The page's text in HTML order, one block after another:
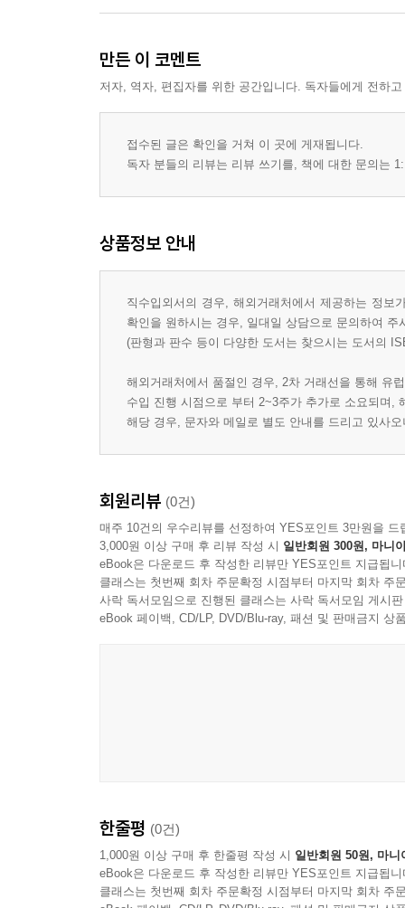
만든 이 코멘트
저자, 역자, 편집자를 위한 공간입니다. 독자들에게 전하
접수된 글은 확인을 거쳐 이 곳에 게재됩니다.
독자 분들의 리뷰는 리뷰 쓰기를, 책에 대한 문의는
상품정보 안내
직수입외서의 경우, 해외거래처에서 제공하는 정
확인을 원하시는 경우, 일대일 상담으로 문의하여 주
(판형과 판수 등이 다양한 도서는 찾으시는 도서의
해외거래처에서 품절인 경우, 2차 거래선을 통해 유
수입 진행 시점으로 부터 2~3주가 추가로 소요되며,
해당 경우, 문자와 메일로 별도 안내를 드리고 있사
회원리뷰 (0건)
매주 10건의 우수리뷰를 선정하여 YES포인트 3만원을 드
3,000원 이상 구매 후 리뷰 작성 시 일반회원 300원, 마니
eBook은 다운로드 후 작성한 리뷰만 YES포인트 지급됩니
클래스는 첫번째 회차 주문확정 시점부터 마지막 회차 주
사락 독서모임으로 진행된 클래스는 사락 독서모임 게시
eBook 페이백, CD/LP, DVD/Blu-ray, 패션 및 판매금지 상
한줄평 (0건)
1,000원 이상 구매 후 한줄평 작성 시 일반회원 50원, 마니
eBook은 다운로드 후 작성한 리뷰만 YES포인트 지급됩니
클래스는 첫번째 회차 주문확정 시점부터 마지막 회차 주